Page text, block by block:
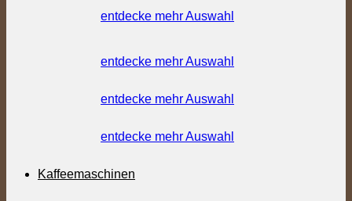
entdecke mehr Auswahl
entdecke mehr Auswahl
entdecke mehr Auswahl
entdecke mehr Auswahl
Kaffeemaschinen